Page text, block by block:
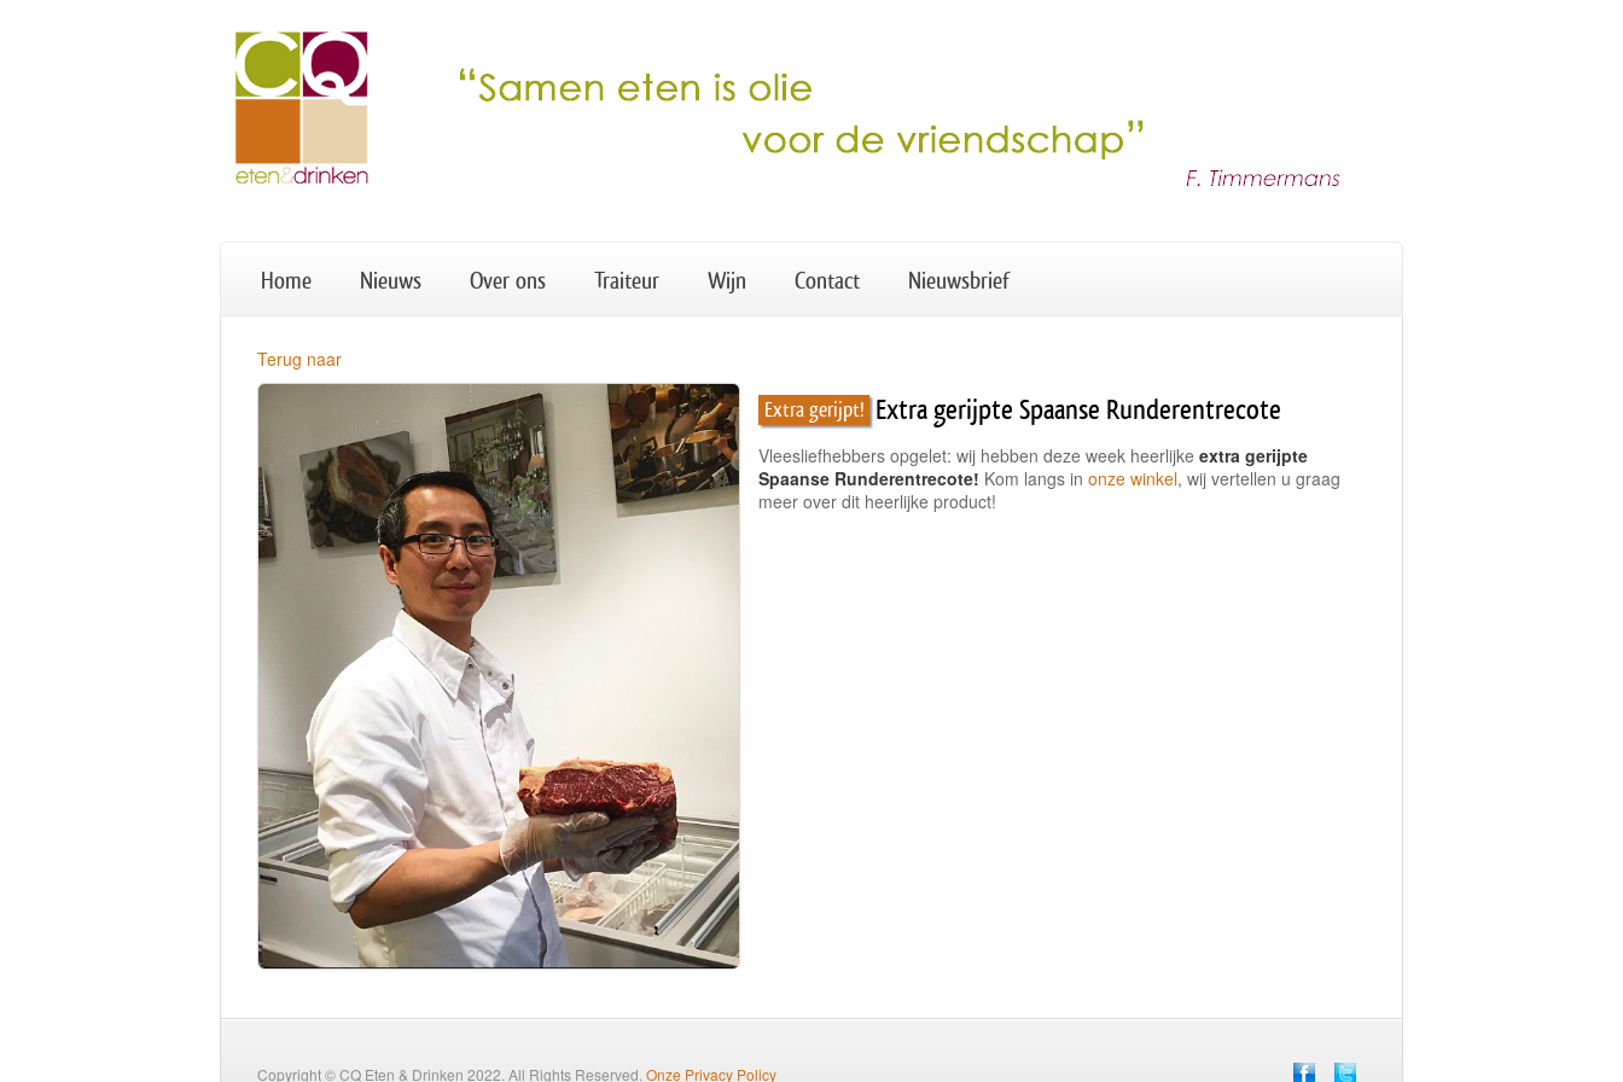
Home Nieuws Over ons Traiteur Wijn Contact Nieuwsbrief
Terug naar
Extra gerijpt! Extra gerijpte Spaanse Runderentrecote
Vleesliefhebbers opgelet: wij hebben deze week heerlijke extra gerijpte
Spaanse Runderentrecote! Kom langs in onze winkel, wij vertellen u graag
meer over dit heerlijke product!
Copyright © CQ Eten & Drinken 2022. All Rights Reserved. Onze Privacy Policy